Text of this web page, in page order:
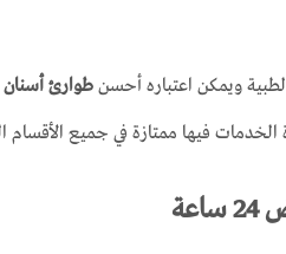
ويمكن اعتباره أحسن طوارئ
الخدمات فيها ممتازة في جميع الأقسام